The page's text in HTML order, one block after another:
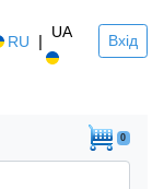
RU | UA Вхід
0